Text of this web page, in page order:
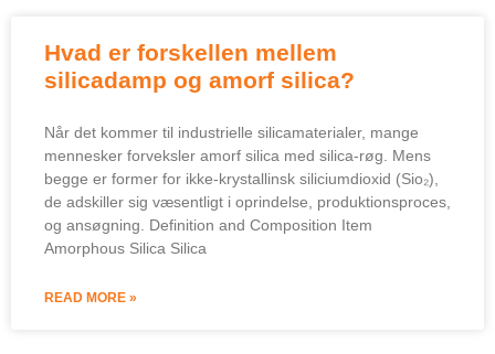
Hvad er forskellen mellem
silicadamp og amorf silica?
Når det kommer til industrielle silicamaterialer, mange
mennesker forveksler amorf silica med silica-røg. Mens
begge er former for ikke-krystallinsk siliciumdioxid (Sio₂),
de adskiller sig væsentligt i oprindelse, produktionsproces,
og ansøgning. Definition and Composition Item
Amorphous Silica Silica
READ MORE »